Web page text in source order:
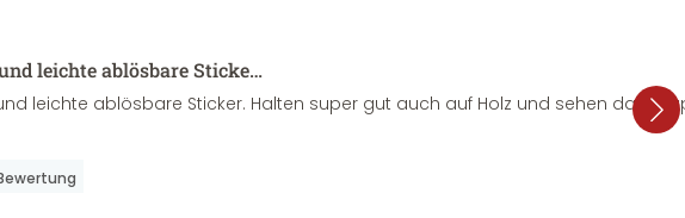
leichte ablösbare Sticke…
leichte ablösbare Sticker. Halten super gut auch auf Holz und sehen dazu